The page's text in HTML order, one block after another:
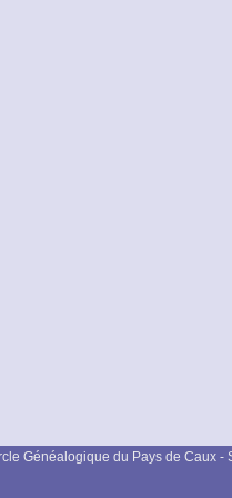
Généalogique du Pays de Caux -